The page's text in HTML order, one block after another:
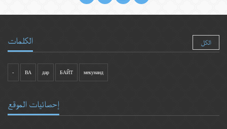
الكلمات الكل
- ВА дар БАЙТ мекунанд
إحصائيات الموقع